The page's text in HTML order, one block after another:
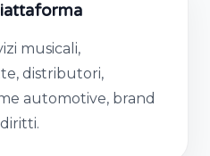
musicali,
distributori,
automotive, brand